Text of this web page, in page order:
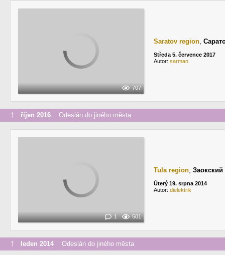
707
Saratov region,
Středa 5. července 2017
Autor: sarman
↑ říjen 2016 Odeslán do jiného města
1 501
Tula region,
Úterý 19. srpna 2014
Autor: dielektrik
↑ leden 2014 Odeslán do jiného města